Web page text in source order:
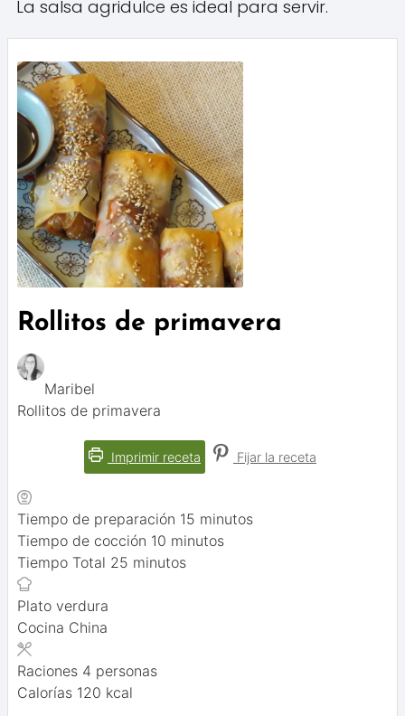
La salsa agridulce es ideal para servir.
Rollitos de primavera
Maribel
Rollitos de primavera
Imprimir receta Fijar la receta
Tiempo de preparación 15 minutos
minutos
Tiempo de cocción 10 minutos
minutos
Tiempo Total 25 minutos
minutos
Plato verdura
Cocina China
Raciones 4 personas
Calorías 120 kcal